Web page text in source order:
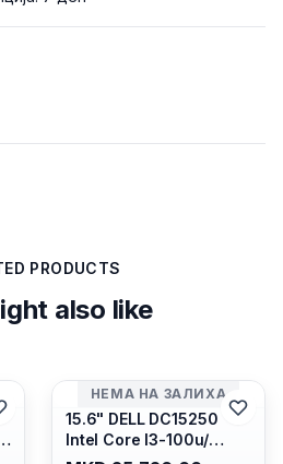
PRODUCTS
also like
НЕМА НА ЗАЛИХА
15.6" DELL DC15250
Intel Core I3-100u/
16GB DDR4/ 512GB SSD